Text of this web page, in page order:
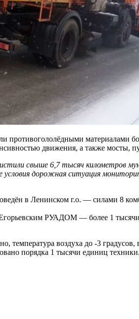
материалами
движения, а также мосты,
свыше 6,7 тысяч километров
дорожная ситуация
в Ленинском г.о. — силами 8
РУАДОМ — более 1
температура воздуха до -3
порядка 1 тысячи единиц техники.